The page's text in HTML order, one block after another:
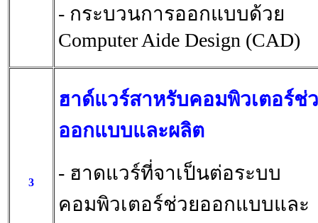
- กระบวนการออกแบบด้วย
Computer Aide Design (CAD)
3
ฮาด์แวร์สาหรับคอมพิวเตอร์ช่
ออกแบบและผลิต
- ฮาดแวร์ที่จาเป็นต่อระบบ
คอมพิวเตอร์ช่วยออกแบบและ